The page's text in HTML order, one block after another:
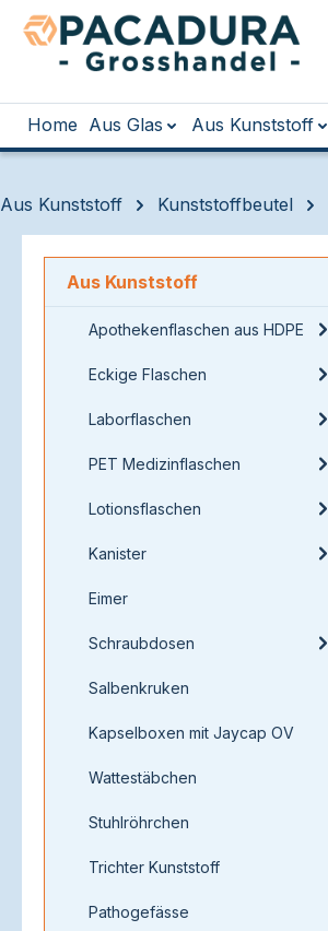
Hauptinhalt springen
Zur Suche springen
Zur Hauptnavigation springen
Home Aus Glas Aus Kunststoff
Aus Kunststoff Kunststoffbeutel
Aus Kunststoff
Apothekenflaschen aus HDPE
Eckige Flaschen
Laborflaschen
PET Medizinflaschen
Lotionsflaschen
Kanister
Eimer
Schraubdosen
Salbenkruken
Kapselboxen mit Jaycap OV
Wattestäbchen
Stuhlröhrchen
Trichter Kunststoff
Pathogefässe